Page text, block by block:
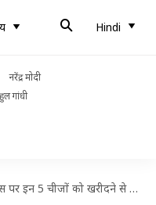
Hindi
नरेंद्र मोदी
गांधी
5 चीजों को खरीदने से बचें, घर के लिए नहीं मानी जाती सही